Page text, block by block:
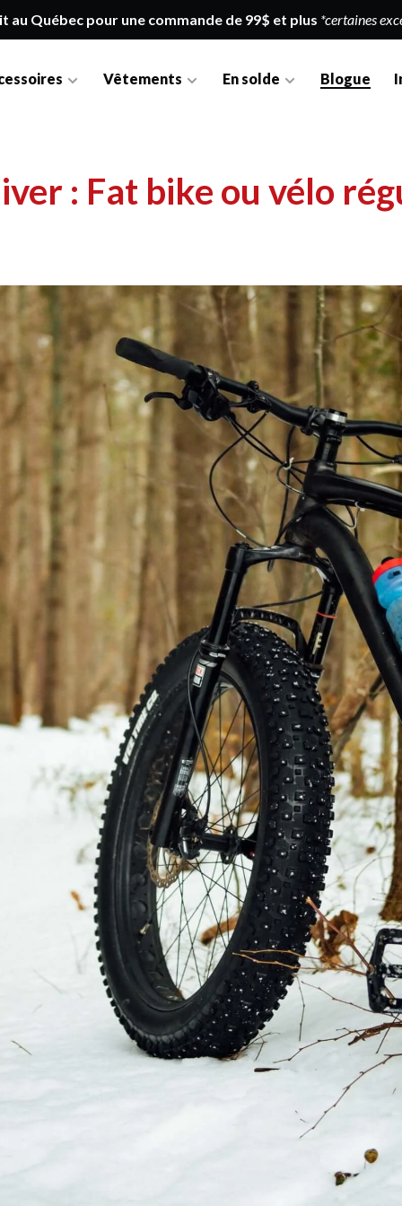
Québec pour une commande de 99$ et plus *certaines
Vêtements En solde Blogue
: Fat bike ou vélo